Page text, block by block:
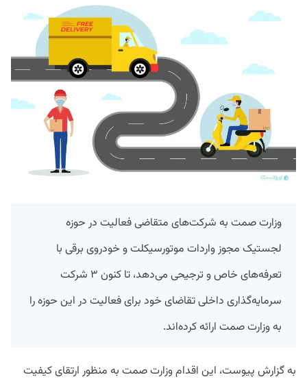
وزارت صمت به شرکت‌های متقاضی فعالیت در حوزه
لجستیک مجوز واردات موتورسیکلت و خودروی برقی با
تعرفه‌های خاص و ترجیحی می‌دهد، تا کنون ۳ شرکت
سرمایه‌گذاری داخلی تقاضای خود برای فعالیت در این حوزه را
به وزارت صمت ارائه کرده‌اند.
به گزارش پیوست، این اقدام وزارت صمت به منظور ارتقای کیفیت